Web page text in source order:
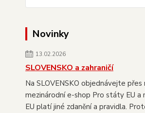
Novinky
13.02.2026
SLOVENSKO a zahraničí
Na SLOVENSKO objednávejte přes
mezinárodní e-shop Pro státy EU a
EU platí jiné zdanění a pravidla.